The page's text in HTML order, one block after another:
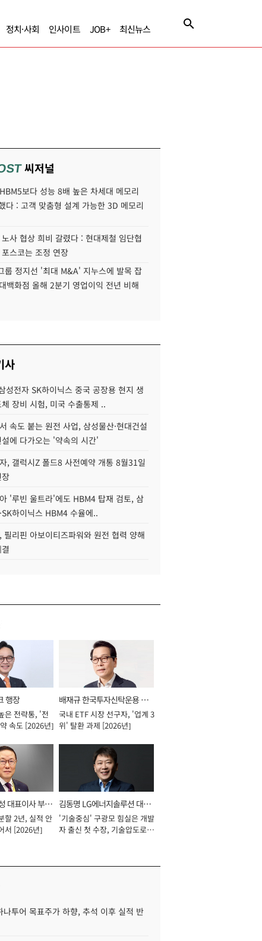
정치·사회 인사이트 JOB+ 최신뉴스
씨저널
보다 성능 8배 높은 차세대 메모리
다 : 고객 맞춤형 설계 가능한 3D 메모리
사 협상 희비 갈렸다 : 현대제철 임단협
스코는 조정 연장
룹 정지선 '최대 M&A' 지누스에 발목 잡
백화점 올해 2분기 영업이익 전년 비해
사
성전자 SK하이닉스 중국 공장용 현지 생
장비 시험, 미국 수출통제 ..
속도 붙는 원전 사업, 삼성물산·현대건설
설에 다가오는 '약속의 시간'
, 갤럭시Z 폴드8 사전예약 개통 8월31일
'루빈 울트라'에도 HBM4 탑재 검토, 삼
하이닉스 HBM4 수율에..
필리핀 아보이티즈파워와 원전 협력 양해
행장
은 전략통, '전
속도 [2026년]
배재규 한국투자신탁운용 대
표이사 사장
국내 ETF 시장 선구자, '업계 3
위' 탈환 과제 [2026년]
대표이사 부회
할 2년, 실적 안
서 [2026년]
김동명 LG에너지솔루션 대표
이사 사장
'기술중심' 구광모 힘실은 개발
자 출신 첫 수장, 기술압도로
투어 목표주가 하향, 추석 이후 실적 반